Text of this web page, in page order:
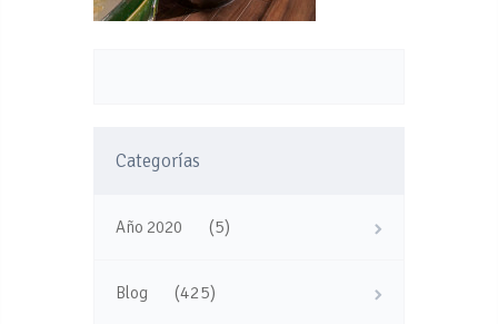
Categorías
Año 2020 (5)
Blog (425)